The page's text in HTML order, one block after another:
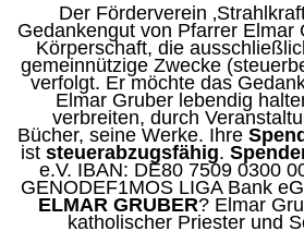
Der Förderverein
Gedankengut von Pfarrer Elmar
Körperschaft, die
gemeinnützige Zwecke
verfolgt. Er möchte das
Elmar Gruber lebendig
verbreiten, durch
Bücher, seine Werke. Ihre
ist steuerabzugsfähig.
e.V. IBAN: DE80 7509 0300
GENODEF1MOS LIGABankeG
ELMAR GRUBER? Elmar
katholischer Priester und